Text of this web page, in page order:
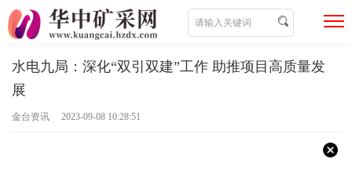
水电九局：深化“双引双建”工作 助推项目高质量发
展
金台资讯 2023-09-08 10:28:51